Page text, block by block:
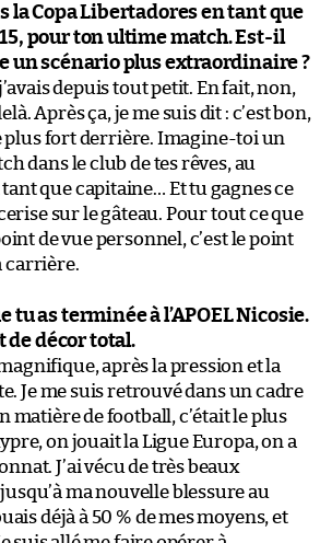
la Copa Libertadores en tant que
pour ton ultime match. Est-il
un scénario plus extraordinaire ?
depuis tout petit. En fait, non,
Après ça, je me suis dit : c’est bon,
plus fort derrière. Imagine-toi un
dans le club de tes rêves, au
que capitaine… Et tu gagnes ce
sur le gâteau. Pour tout ce que
de vue personnel, c’est le point
carrière.
tu as terminée à l’APOEL Nicosie.
de décor total.
après la pression et la
Je me suis retrouvé dans un cadre
matière de football, c’était le plus
on jouait la Ligue Europa, on a
J’ai vécu de très beaux
ma nouvelle blessure au
déjà à 50 % de mes moyens, et